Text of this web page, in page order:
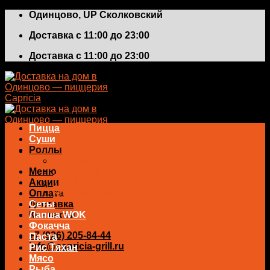
Skip
content
Одинцово, UP Сколковский
Доставка с 11:00 до 23:00
Доставка с 11:00 до 23:00
Меню
Акции
Оплата
Доставка
Контакты
+7 (926) 205-84-44
info@capricia-grill.ru
0₽
Пицца
Суши
Роллы
Запеченные роллы
Теплые роллы
Классические роллы
Сеты
Лапша WOK
Фокачча
Паста
Рис Тяхан
Мясо